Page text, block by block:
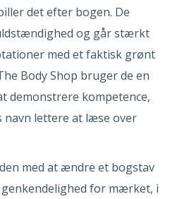
det efter bogen. De
og går stærkt
med et faktisk grønt
Body Shop bruger de en
demonstrere kompetence,
navn lettere at læse over
med at ændre et bogstav
for mærket, i